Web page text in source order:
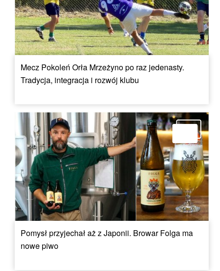
Mecz Pokoleń Orła Mrzeżyno po raz jedenasty.
Tradycja, integracja i rozwój klubu
Pomysł przyjechał aż z Japonii. Browar Folga ma
nowe piwo